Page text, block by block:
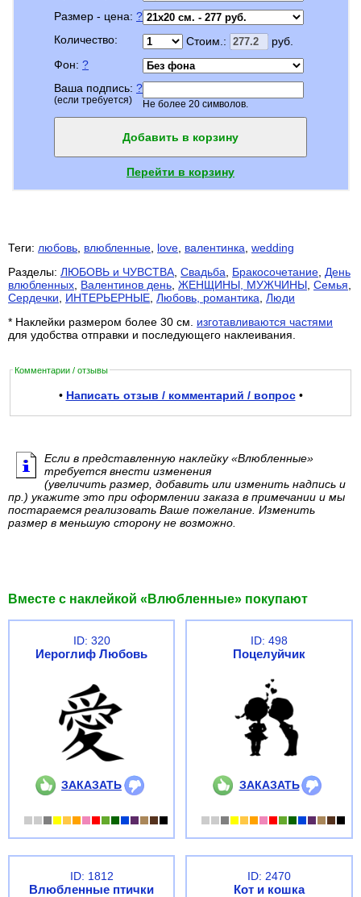
Размер - цена: ?
Количество:
Стоим.:
руб.
Фон: ?
Ваша подпись: ?
(если требуется) Не более 20 символов.
Добавить в корзину
Перейти в корзину
Теги: любовь влюбленные love валентинка wedding
Разделы: ЛЮБОВЬ и ЧУВСТВА Свадьба Бракосочетание День
влюбленных Валентинов день ЖЕНЩИНЫ, МУЖЧИНЫ Семья
Сердечки
ИНТЕРЬЕРНЫЕ Любовь, романтика Люди
* Наклейки размером более 30 см. изготавливаются частями
для удобства отправки и последующего наклеивания.
Комментарии / отзывы
• Написать отзыв / комментарий / вопрос•
Если в представленную наклейку «Влюбленные»
требуется внести изменения
(увеличить размер, добавить или изменить надпись и
пр.) укажите это при оформлении заказа в примечании и мы
постараемся реализовать Ваше пожелание. Изменить
размер в меньшую сторону не возможно.
Вместе с наклейкой «Влюбленные» покупают
ID: 320
Иероглиф Любовь
ЗАКАЗАТЬ
ID: 498
Поцелуйчик
ЗАКАЗАТЬ
ID: 1812
Влюбленные птички
ID: 2470
Кот и кошка